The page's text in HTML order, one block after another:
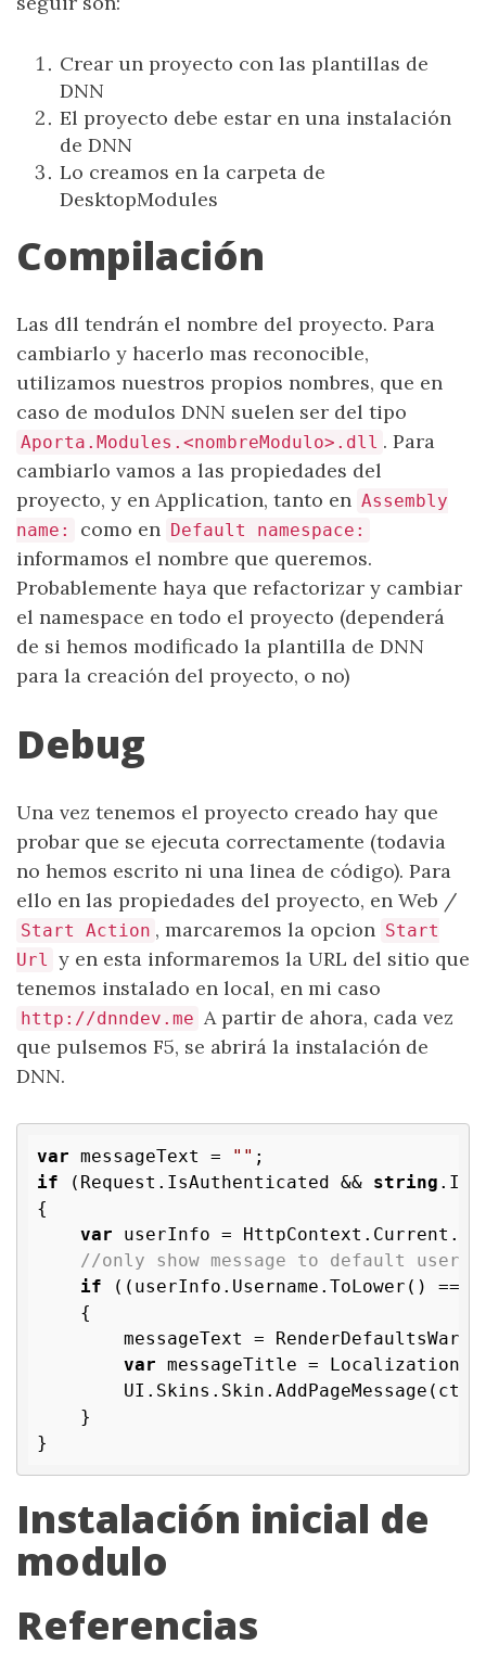
Crear un proyecto con las plantillas de
DNN
El proyecto debe estar en una instalación
de DNN
Lo creamos en la carpeta de
DesktopModules
Compilación
Las dll tendrán el nombre del proyecto. Para
cambiarlo y hacerlo mas reconocible,
utilizamos nuestros propios nombres, que en
caso de modulos DNN suelen ser del tipo
Aporta.Modules.<nombreModulo>.dll . Para
cambiarlo vamos a las propiedades del
proyecto, y en Application, tanto en Assembly
name:
como en Default namespace:
informamos el nombre que queremos.
Probablemente haya que refactorizar y cambiar
el namespace en todo el proyecto (dependerá
de si hemos modificado la plantilla de DNN
para la creación del proyecto, o no)
Debug
Una vez tenemos el proyecto creado hay que
probar que se ejecuta correctamente (todavia
no hemos escrito ni una linea de código). Para
ello en las propiedades del proyecto, en Web /
Start Action , marcaremos la opcion Start
Url y en esta informaremos la URL del sitio que
tenemos instalado en local, en mi caso
http://dnndev.me A partir de ahora, cada vez
que pulsemos F5, se abrirá la instalación de
DNN.
var messageText = ""
if (Request.IsAuthenticated && string
{
var userInfo =
//only show message to default users
if ((userInfo.Username.ToLower() ==
    {
messageText =
var messageTitle =
    }
Instalación inicial de
modulo
Referencias